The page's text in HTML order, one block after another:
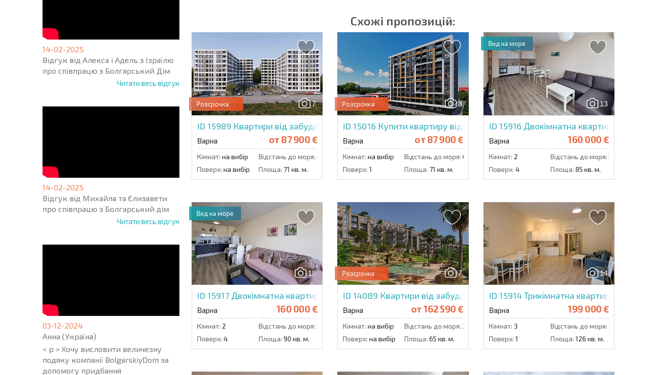
14-02-2025
Відгук від Алекса і Адель з Ізраїлю
про співпрацю з Болгарський Дім
Читати весь відгук
14-02-2025
Відгук від Михайла та Єлизавети
про співпрацю з Болгарський дім
Читати весь відгук
03-12-2024
Анна (Україна)
< p > Хочу висловити величезну
подяку компанії BolgarskiyDom за
допомогу придбання
* Поля обов'язкові для заповнення
Підписатися на розсилку | Натискаючи кнопку, ви дозволяєте
використання своїх даних.
Надіслати повідомлення
Схожі пропозицій:
7
Розсрочка
ID 15989 Квартири від забудовника в Галерея 5А
Варна от 87 900 €
Кімнат: на вибір Відстань до моря: 6000 м.
Поверх: на вибір Площа: 71 кв. м.
3
Розсрочка
ID 15016 Купити квартиру від забудовника в Галерея Варна
Варна от 87 900 €
Кімнат: на вибір Відстань до моря: 6000 м.
Поверх: 1 Площа: 71 кв. м.
13
ID 15916 Двокімнатна квартира в Саут
Варна 160 000 €
Кімнат: 2 Відстань до моря: 50 м.
Поверх: 4 Площа: 85 кв. м.
Вид на море
18
ID 15917 Двокімнатна квартира в Саут Бей Варна
Варна 160 000 €
Кімнат: 2 Відстань до моря: 50 м.
Поверх: 4 Площа: 90 кв. м.
Вид на море
7
Розсрочка
ID 14089 Квартири від забудовника в Ботанік Резиденс
Варна от162 590 €
Кімнат: на вибір Відстань до моря: 2000 м.
Поверх: на вибір Площа: 65 кв. м.
14
ID 15914Трикімнатна квартира в Саут
Варна 199 000 €
Кімнат: 3 Відстань до моря: 50 м.
Поверх: 1 Площа: 126 кв. м.